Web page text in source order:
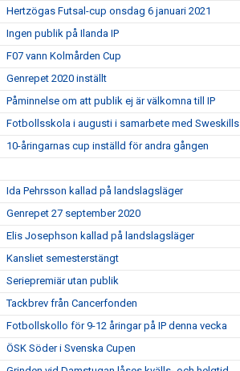
Hertzögas Futsal-cup onsdag 6 januari 2021
Ingen publik på Ilanda IP
F07 vann Kolmården Cup
Genrepet 2020 inställt
Påminnelse om att publik ej är välkomna till IP
Fotbollsskola i augusti i samarbete med Sweskills
10-åringarnas cup inställd för andra gången
Ida Pehrsson kallad på landslagsläger
Genrepet 27 september 2020
Elis Josephson kallad på landslagsläger
Kansliet semesterstängt
Seriepremiär utan publik
Tackbrev från Cancerfonden
Fotbollskollo för 9-12 åringar på IP denna vecka
ÖSK Söder i Svenska Cupen